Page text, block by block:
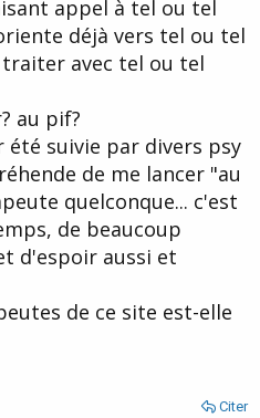
appel à tel ou tel
déjà vers tel ou tel
avec tel ou tel
au pif?
suivie par divers psy
de me lancer "au
quelconque... c'est
de beaucoup
d'espoir aussi et
de ce site est-elle
Citer